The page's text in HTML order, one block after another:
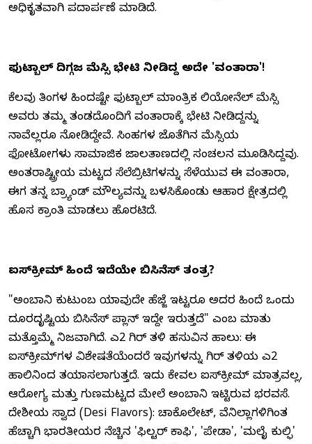
ಅಧಿಕೃತವಾಗಿ ಪದಾರ್ಪಣೆ ಮಾಡಿದೆ.
ಫುಟ್ಬಾಲ್ ದಿಗ್ಗಜ ಮೆಸ್ಸಿ ಭೇಟಿ ನೀಡಿದ್ದ ಅದೇ 'ವಂತಾರಾ'!
ಕೆಲವು ತಿಂಗಳ ಹಿಂದಷ್ಟೇ ಫುಟ್ಬಾಲ್ ಮಾಂತ್ರಿಕ ಲಿಯೋನೆಲ್ ಮೆಸ್ಸಿ
ಅವರು ತಮ್ಮ ತಂಡದೊಂದಿಗೆ ವಂತಾರಾಕ್ಕೆ ಭೇಟಿ ನೀಡಿದ್ದನ್ನು
ನಾವೆಲ್ಲರೂ ನೋಡಿದ್ದೇವೆ. ಸಿಂಹಗಳ ಜೊತೆಗಿನ ಮೆಸ್ಸಿಯ
ಫೋಟೋಗಳು ಸಾಮಾಜಿಕ ಜಾಲತಾಣದಲ್ಲಿ ಸಂಚಲನ ಮೂಡಿಸಿದ್ದವು.
ಅಂತರಾಷ್ಟ್ರೀಯ ಮಟ್ಟದ ಸೆಲೆಬ್ರಿಟಿಗಳನ್ನು ಸೆಳೆಯುವ ಈ ವಂತಾರಾ,
ಈಗ ತನ್ನ ಬ್ರ್ಯಾಂಡ್ ಮೌಲ್ಯವನ್ನು ಬಳಸಿಕೊಂಡು ಆಹಾರ ಕ್ಷೇತ್ರದಲ್ಲಿ
ಹೊಸ ಕ್ರಾಂತಿ ಮಾಡಲು ಹೊರಟಿದೆ.
ಐಸ್‌ಕ್ರೀಮ್ ಹಿಂದೆ ಇದೆಯೇ ಬಿಸಿನೆಸ್ ತಂತ್ರ?
"ಅಂಬಾನಿ ಕುಟುಂಬ ಯಾವುದೇ ಹೆಜ್ಜೆ ಇಟ್ಟರೂ ಅದರ ಹಿಂದೆ ಒಂದು
ದೂರದೃಷ್ಟಿಯ ಬಿಸಿನೆಸ್ ಪ್ಲಾನ್ ಇದ್ದೇ ಇರುತ್ತದೆ" ಎಂಬ ಮಾತು
ಮತ್ತೊಮ್ಮೆ ನಿಜವಾಗಿದೆ. ಎ2 ಗಿರ್ ತಳಿ ಹಸುವಿನ ಹಾಲು: ಈ
ಐಸ್‌ಕ್ರೀಮ್‌ಗಳ ವಿಶೇಷತೆಯೆಂದರೆ ಇವುಗಳನ್ನು ಗಿರ್ ತಳಿಯ ಎ2
ಹಾಲಿನಿಂದ ತಯಾರಿಸಲಾಗುತ್ತದೆ. ಇದು ಕೇವಲ ಐಸ್‌ಕ್ರೀಮ್ ಮಾತ್ರವಲ್ಲ,
ಆರೋಗ್ಯ ಮತ್ತು ಗುಣಮಟ್ಟದ ಮೇಲೆ ಅಂಬಾನಿ ಇಟ್ಟಿರುವ ಭರವಸೆ.
ದೇಶೀಯ ಸ್ವಾದ (Desi Flavors): ಚಾಕೊಲೇಟ್, ವೆನಿಲ್ಲಾಗಳಿಗಿಂತ
ಹೆಚ್ಚಾಗಿ ಭಾರತೀಯರ ನೆಚ್ಚಿನ 'ಫಿಲ್ಟರ್ ಕಾಫಿ', 'ಪೇಡಾ', 'ಮಲೈ ಕುಲ್ಫಿ'